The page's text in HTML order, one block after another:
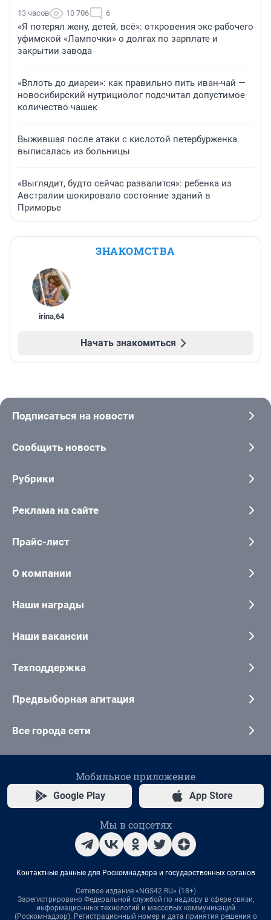
13 часов 10 706 6
«Я потерял жену, детей, всё»: откровения экс-рабочего
уфимской «Лампочки» о долгах по зарплате и
закрытии завода
«Вплоть до диареи»: как правильно пить иван-чай —
новосибирский нутрициолог подсчитал допустимое
количество чашек
Выжившая после атаки с кислотой петербурженка
выписалась из больницы
«Выглядит, будто сейчас развалится»: ребенка из
Австралии шокировало состояние зданий в
Приморье
ЗНАКОМСТВА
irina,64
Начать знакомиться
Подписаться на новости
Сообщить новость
Рубрики
Реклама на сайте
Прайс-лист
О компании
Наши награды
Наши вакансии
Техподдержка
Предвыборная агитация
Все города сети
Мобильное приложение
Google Play App Store
Мы в соцсетях
Контактные данные для Роскомнадзора и государственных органов
Сетевое издание «NGS42.RU» (18+)
Зарегистрировано Федеральной службой по надзору в сфере связи,
информационных технологий и массовых коммуникаций
(Роскомнадзор). Регистрационный номер и дата принятия решения о